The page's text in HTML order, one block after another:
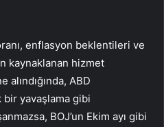
enflasyon beklentileri ve
kaynaklanan hizmet
alındığında, ABD
yavaşlama gibi
BOJ’un Ekim ayı gibi